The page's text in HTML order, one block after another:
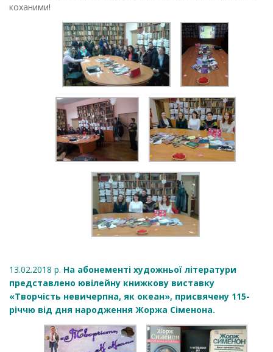
коханими!
13.02.2018 р. На абонементі художньої літератури
представлено ювілейну книжкову виставку
«Творчість невичерпна, як океан», присвячену 115-
річчю від дня народження Жоржа Сіменона.